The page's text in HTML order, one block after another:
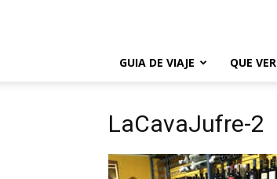
GUIA DE VIAJE
QUE VER
LaCavaJufre-2